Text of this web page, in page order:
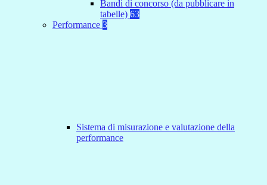
Bandi di concorso (da pubblicare in
tabelle) 63
Performance 3
Sistema di misurazione e valutazione della
performance